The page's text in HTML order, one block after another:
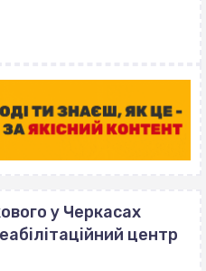
у Черкасах
центр